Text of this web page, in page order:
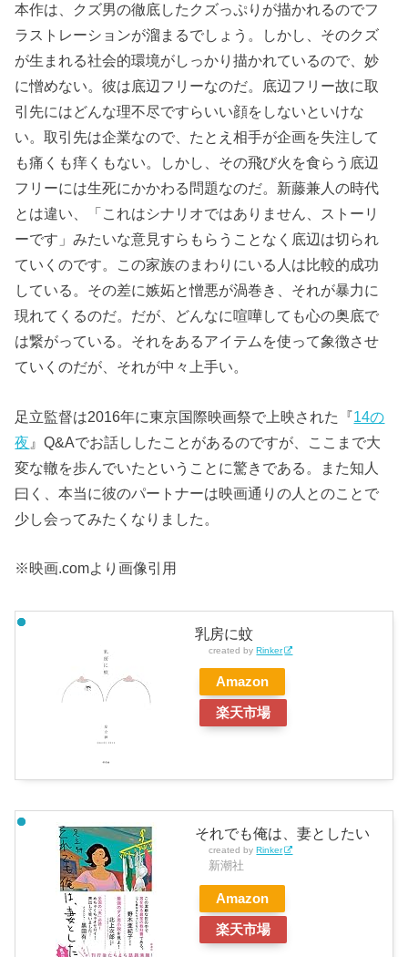
本作は、クズ男の徹底したクズっぷりが描かれるのでフ
ラストレーションが溜まるでしょう。しかし、そのクズ
が生まれる社会的環境がしっかり描かれているので、妙
に憎めない。彼は底辺フリーなのだ。底辺フリー故に取
引先にはどんな理不尽ですらいい顔をしないといけな
い。取引先は企業なので、たとえ相手が企画を失注して
も痛くも痒くもない。しかし、その飛び火を食らう底辺
フリーには生死にかかわる問題なのだ。新藤兼人の時代
とは違い、「これはシナリオではありません、ストーリ
ーです」みたいな意見すらもらうことなく底辺は切られ
ていくのです。この家族のまわりにいる人は比較的成功
している。その差に嫉妬と憎悪が渦巻き、それが暴力に
現れてくるのだ。だが、どんなに喧嘩しても心の奥底で
は繋がっている。それをあるアイテムを使って象徴させ
ていくのだが、それが中々上手い。
足立監督は2016年に東京国際映画祭で上映された『14の
夜 』Q&Aでお話ししたことがあるのですが、ここまで大
変な轍を歩んでいたということに驚きである。また知人
曰く、本当に彼のパートナーは映画通りの人とのことで
少し会ってみたくなりました。
※映画.comより画像引用
乳房に蚊
created byRinker
Amazon
楽天市場
それでも俺は、妻としたい
created byRinker
新潮社
Amazon
楽天市場